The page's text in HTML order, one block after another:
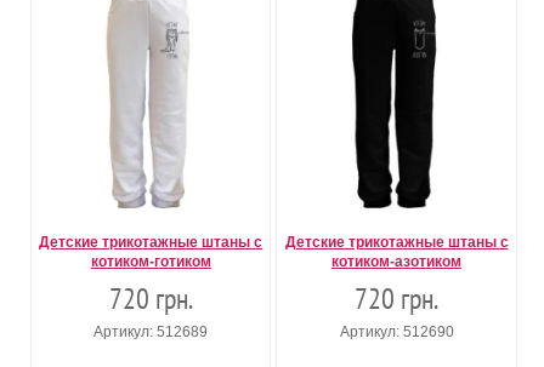
Детские трикотажные штаны с
котиком-готиком
720 грн.
Артикул: 512689
Детские трикотажные штаны с
котиком-азотиком
720 грн.
Артикул: 512690